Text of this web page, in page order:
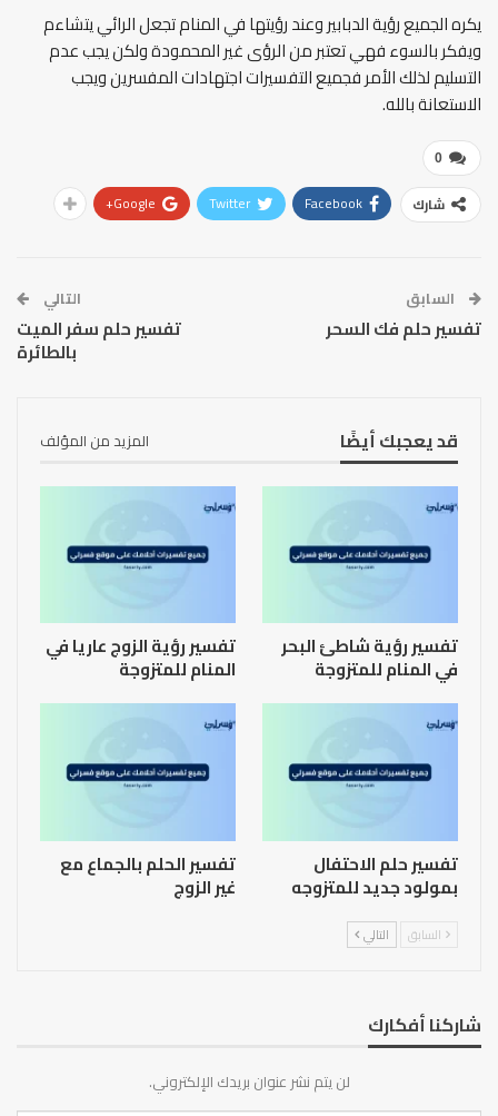
يكره الجميع رؤية الدبابير وعند رؤيتها في المنام تجعل الرائي يتشاءم
ويفكر بالسوء فهي تعتبر من الرؤى غير المحمودة ولكن يجب عدم
التسليم لذلك الأمر فجميع التفسيرات اجتهادات المفسرين ويجب
الاستعانة بالله.
0
شارك Facebook
Twitter
Google+
السابق
تفسير حلم فك السحر
التالي
تفسير حلم سفر الميت
بالطائرة
قد يعجبك أيضًا المزيد من المؤلف
تفسير رؤية شاطئ البحر
في المنام للمتزوجة
تفسير رؤية الزوج عاريا في
المنام للمتزوجة
تفسير حلم الاحتفال
بمولود جديد للمتزوجه
تفسير الحلم بالجماع مع
غير الزوج
السابق التالي
شاركنا أفكارك
لن يتم نشر عنوان بريدك الإلكتروني.